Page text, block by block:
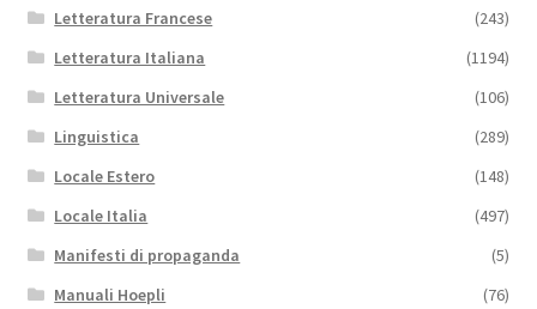
Letteratura Francese
(243)
Letteratura Italiana
(1194)
Letteratura Universale
(106)
Linguistica
(289)
Locale Estero
(148)
Locale Italia
(497)
Manifesti di propaganda
(5)
Manuali Hoepli
(76)